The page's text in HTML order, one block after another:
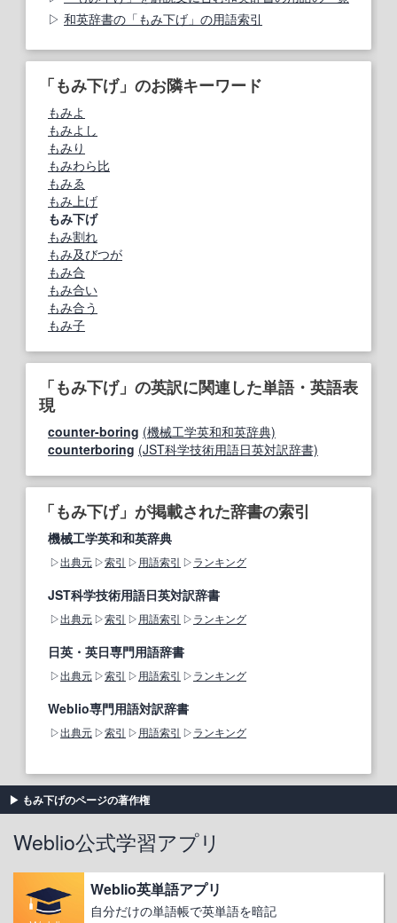
和英辞書の「もみ下げ」の用語索引
「もみ下げ」のお隣キーワード
もみよ
もみよし
もみり
もみわら比
もみゑ
もみ上げ
もみ下げ
もみ割れ
もみ及びつが
もみ合
もみ合い
もみ合う
もみ子
「もみ下げ」の英訳に関連した単語・英語表
現
counter-boring (機械工学英和和英辞典)
counterboring (JST科学技術用語日英対訳辞書)
「もみ下げ」が掲載された辞書の索引
機械工学英和和英辞典
出典元 索引 用語索引 ランキング
JST科学技術用語日英対訳辞書
出典元 索引 用語索引 ランキング
日英・英日専門用語辞書
出典元 索引 用語索引 ランキング
Weblio専門用語対訳辞書
出典元 索引 用語索引 ランキング
もみ下げのページの著作権
Weblio公式学習アプリ
Weblio英単語アプリ
自分だけの単語帳で英単語を暗記